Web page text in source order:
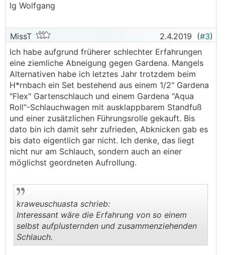
lg Wolfgang
MissT 2.4.2019 (#3)
Ich habe aufgrund früherer schlechter Erfahrungen
eine ziemliche Abneigung gegen Gardena. Mangels
Alternativen habe ich letztes Jahr trotzdem beim
H*rnbach ein Set bestehend aus einem 1/2" Gardena
"Flex" Gartenschlauch und einem Gardena "Aqua
Roll"-Schlauchwagen mit ausklappbarem Standfuß
und einer zusätzlichen Führungsrolle gekauft. Bis
dato bin ich damit sehr zufrieden, Abknicken gab es
bis dato eigentlich gar nicht. Ich denke, das liegt
nicht nur am Schlauch, sondern auch an einer
möglichst geordneten Aufrollung.
..
kraweuschuasta schrieb:
Interessant wäre die Erfahrung von so einem
selbst aufplusternden und zusammenziehenden
Schlauch.